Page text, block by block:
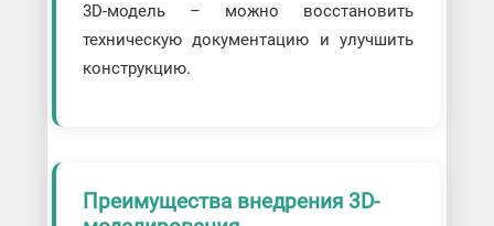
3D-модель – можно восстановить
техническую документацию и улучшить
конструкцию.
Преимущества внедрения 3D-